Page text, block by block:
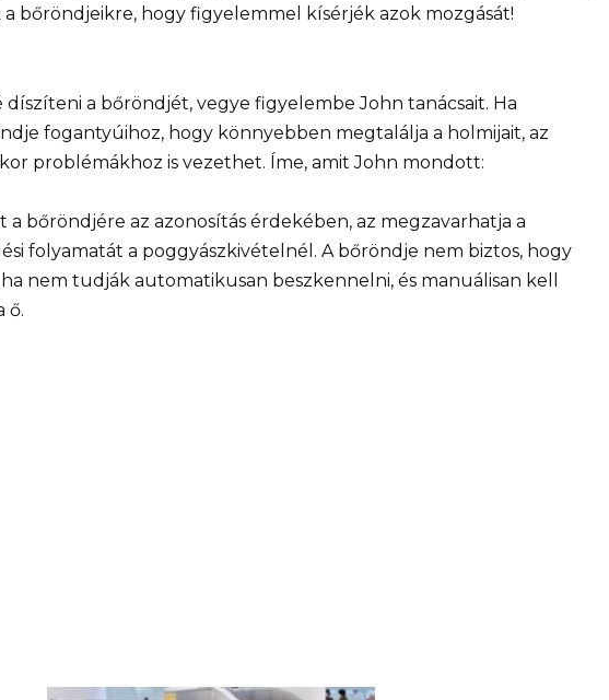
bőröndjeikre, hogy figyelemmel kísérjék azok mozgását!
a bőröndjét, vegye figyelembe John tanácsait. Ha
fogantyúihoz, hogy könnyebben megtalálja a holmijait, az
problémákhoz is vezethet. Íme, amit John mondott:
a bőröndjére az azonosítás érdekében, az megzavarhatja a
folyamatát a poggyászkivételnél. A bőröndje nem biztos, hogy
nem tudják automatikusan beszkennelni, és manuálisan kell
ő.